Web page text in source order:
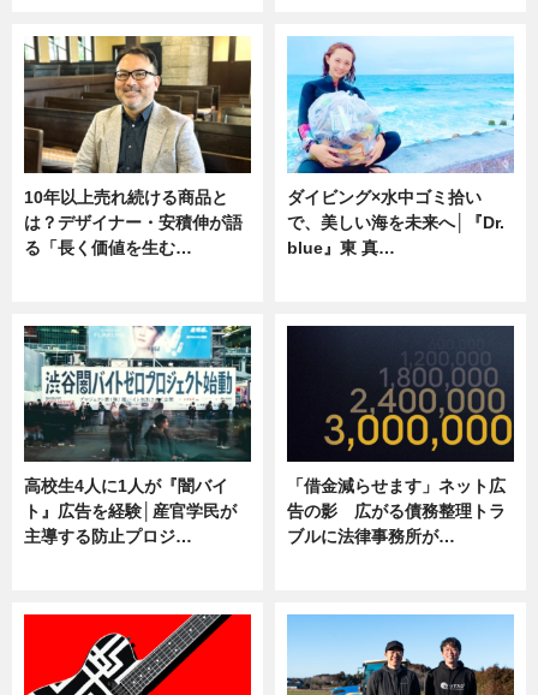
10年以上売れ続ける商品と
は？デザイナー・安積伸が語
る「長く価値を生む…
ダイビング×水中ゴミ拾い
で、美しい海を未来へ│『Dr.
blue』東 真…
高校生4人に1人が『闇バイ
ト』広告を経験│産官学民が
主導する防止プロジ…
「借金減らせます」ネット広
告の影 広がる債務整理トラ
ブルに法律事務所が…